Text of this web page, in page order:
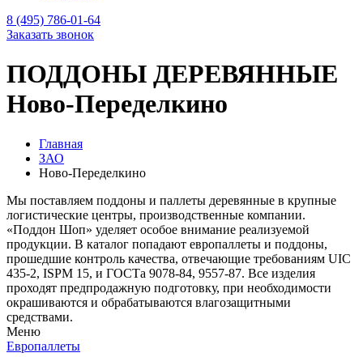
8 (495) 786-01-64
Заказать звонок
ПОДДОНЫ ДЕРЕВЯННЫЕ
Ново-Переделкино
Главная
ЗАО
Ново-Переделкино
Мы поставляем поддоны и паллеты деревянные в крупные
логистические центры, производственные компании.
«Поддон Шоп» уделяет особое внимание реализуемой
продукции. В каталог попадают европаллеты и поддоны,
прошедшие контроль качества, отвечающие требованиям UIC
435-2, ISPM 15, и ГОСТа 9078-84, 9557-87. Все изделия
проходят предпродажную подготовку, при необходимости
окрашиваются и обрабатываются влагозащитными
средствами.
Меню
Европаллеты